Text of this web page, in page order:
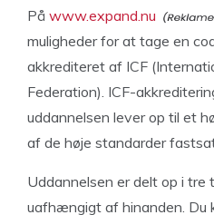
På www.expand.nu
muligheder for at tage en
akkrediteret af ICF
Federation). ICF-
uddannelsen lever op til et
af de høje standarder
Uddannelsen er delt op i tre
uafhængigt af hinanden. Du